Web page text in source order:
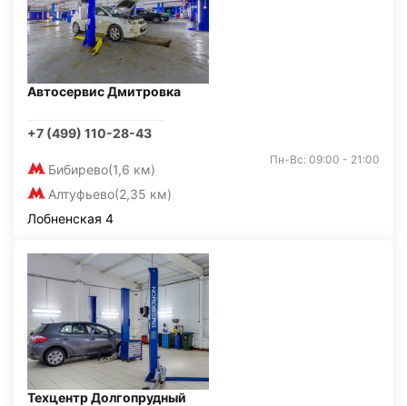
Автосервис Дмитровка
+7 (499) 110-28-43
Бибирево(1,6 км)
Алтуфьево(2,35 км)
Пн-Вс: 09:00 - 21:00
Лобненская 4
Техцентр Долгопрудный